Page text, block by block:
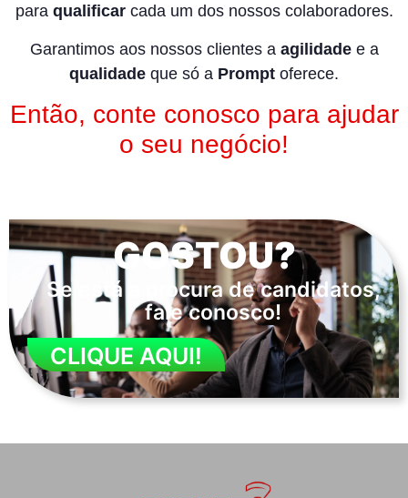
para qualificarcada um dos nossos colaboradores.
Garantimos aos nossos clientes a agilidadee a
qualidade que só a Prompt oferece.
Então, conte conosco para ajudar
o seu negócio!
GOSTOU?
Se está a procura de candidatos,
fale conosco!
CLIQUE AQUI!